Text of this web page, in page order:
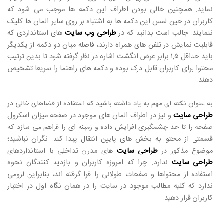
نماید. همچنین خالی بودن اطراف این دکمه ها موجب می شود که
کاربران در حین لمس این دکمه ها به اشتباه بر روی سایر المان ها کلیک
ننمایند. جالب است بدانید که درطراحی وب سایت های استانداردی که
قابلیت نمایش در تلفن های همراه دارند، فاصله میان دو دکمه از یکدیگر
باید حداقل ۱,۵ برابر عرض انگشت اشاره در نظر گرفته شود تا بدین ترتیب
محتوا برای کاربران قابل درک بوده و دکمه های راهنما را سریعا تشخیص
دهند.
به عنوان نکته ای مهم به یاد داشته باشید که استفاده از فضاهای خالی در
طراحی سایتو نیز در اطراف المان های موجود در صفحه میزان اسکرول
صفحه را تا حد چشمگیری افزایش داده و زمینه ای را فراهم می سازد که
قسمتی از محتوا به بخش های پایین انتقال پیدا کند. نگران نباشید؛
موضوع مذکور درطراحی سایت های مدرن تداخلی با استانداردهای
طراحی سایت ندارد. چرا که امروزه کاربران و بازدید کنندگان نحوه
استفاده از محتواها و صفحات طولانی را فرا گرفته اند، بنابراین لزومی
ندارد که کلیه مطالب موجود در سایت را در همان نگاه اول در اختیار
کاربران قرار دهید.